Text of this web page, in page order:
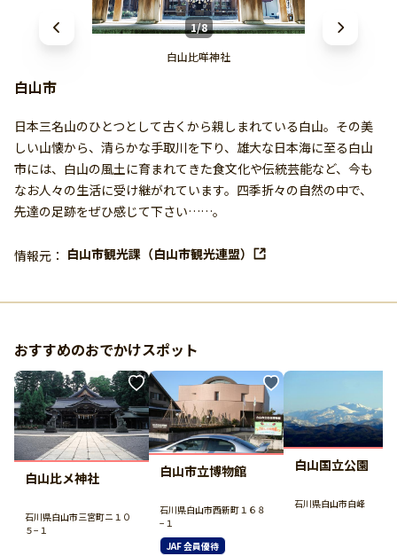
1/8
白山比咩神社
白山市
日本三名山のひとつとして古くから親しまれている白山。その美
しい山懐から、清らかな手取川を下り、雄大な日本海に至る白山
市には、白山の風土に育まれてきた食文化や伝統芸能など、今も
なお人々の生活に受け継がれています。四季折々の自然の中で、
先達の足跡をぜひ感じて下さい……。
情報元： 白山市観光課（白山市観光連盟）
おすすめのおでかけスポット
白山比メ神社
石川県白山市三宮町ニ１０
５−１
白山市立博物館
石川県白山市西新町１６８
−１
JAF 会員優待
白山国立公園
石川県白山市白峰